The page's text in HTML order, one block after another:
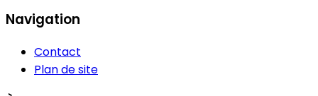
Navigation
Contact
Plan de site